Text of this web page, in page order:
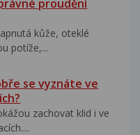
proudění
kůže, oteklé
potíže,...
se vyznáte ve
zachovat klid i ve